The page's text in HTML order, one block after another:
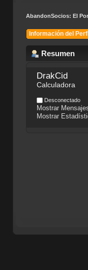
AbandonSocios: El
Información del
Resumen
DrakCid
Calculadora
Desconectado
Mostrar
Mostrar